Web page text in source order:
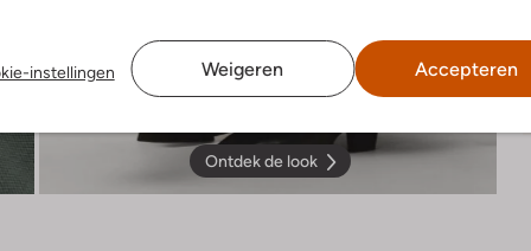
instellingen Weigeren Accepteren
Ontdek de look